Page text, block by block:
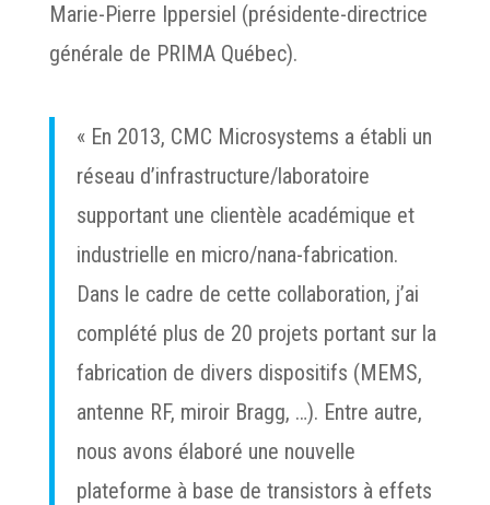
Marie-Pierre Ippersiel (présidente-directrice
générale de PRIMA Québec).
« En 2013, CMC Microsystems a établi un
réseau d’infrastructure/laboratoire
supportant une clientèle académique et
industrielle en micro/nana-fabrication.
Dans le cadre de cette collaboration, j’ai
complété plus de 20 projets portant sur la
fabrication de divers dispositifs (MEMS,
antenne RF, miroir Bragg, …). Entre autre,
nous avons élaboré une nouvelle
plateforme à base de transistors à effets